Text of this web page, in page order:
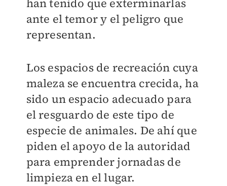
han tenido que exterminarlas
ante el temor y el peligro que
representan.
Los espacios de recreación cuya
maleza se encuentra crecida, ha
sido un espacio adecuado para
el resguardo de este tipo de
especie de animales. De ahí que
piden el apoyo de la autoridad
para emprender jornadas de
limpieza en el lugar.